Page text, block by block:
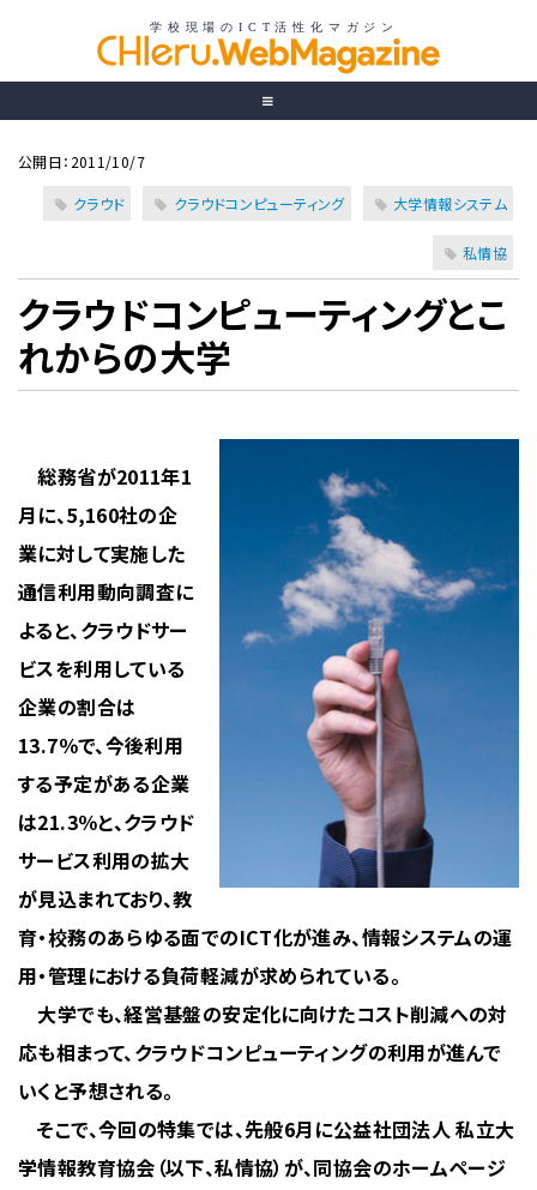
公開日：2011/10/7
クラウド クラウドコンピューティング 大学情報システム
私情協
クラウドコンピューティングとこ
れからの大学
総務省が2011年1
月に、5,160社の企
業に対して実施した
通信利用動向調査に
よると、クラウドサー
ビスを利用している
企業の割合は
13.7％で、今後利用
する予定がある企業
は21.3％と、クラウド
サービス利用の拡大
が見込まれており、教
育・校務のあらゆる面でのICT化が進み、情報システムの運
用・管理における負荷軽減が求められている。
大学でも、経営基盤の安定化に向けたコスト削減への対
応も相まって、クラウドコンピューティングの利用が進んで
いくと予想される。
そこで、今回の特集では、先般6月に公益社団法人 私立大
学情報教育協会（以下、私情協）が、同協会のホームページ